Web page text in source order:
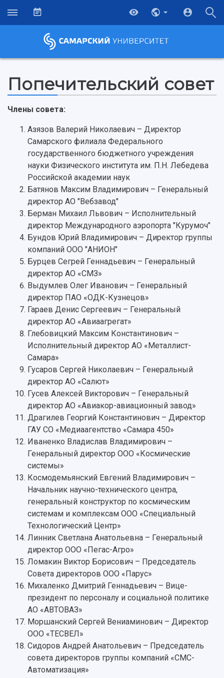
НАЗАД
Об университете
История
Ключевые факты
Рейтинги
Руководство
Наблюдательный совет
Попечительский совет
Ученый совет
Ректорат
Кадровый резерв
Персоналии
Сотрудники и преподаватели
Заслуженные деятели
Структура университета
Институты и факультеты
Кафедры
Научные подразделения
Отделы и службы
Общественные организации
Институт искусственного интеллекта
Инжиниринговый центр
Аграрный карбоновый полигон
Архив
Фирменный стиль
Устойчивое развитие
Кампус
3D-тур по университету
Музеи
Новости
Главные новости
Бортжурнал
Объявления
События
СМИ об университете
Пресс-центр
Газета "Полет"
Газета "Самарский университет"
Мы в соцсетях
Мультимедиа
Подкасты
Просветительский проект "Одержимы
Образование
Почему я выбираю Самарский университет?
Абитуриенту
Бакалавриат и специалитет
Магистратура
Аспирантура
Формы обучения
Учебные планы
Дополнительное образование
Институты и факультеты
Образовательные программы
Профессорско-преподавательский состав
Расписание занятий
Стипендии
Тестирование иностранных граждан на
знание русского языка, истории России и
основ законодательства РФ
Платные образовательные услуги
Подготовительные курсы
Библиотека
Видеолекции
Противодействие COVID-19
Научно-исследовательская деятельность
Основные научные направления
Научные школы и ведущие научные коллективы
Диссертационные советы
Подготовка научных кадров
Конкурс на замещение должностей научных
работников
Научно-технический совет
Научные проекты и темы
Аспирантура и докторантура
Справочные материалы
Научная инфраструктура
Научно-исследовательские подразделения
Структурная схема управления научно-
исследовательской деятельностью
Материальная база
Подразделения научного обслуживания
Организационные документы
Результаты научно-исследовательской
деятельности
Научно-технические разработки
Конкурсы научных проектов и грантов
Областной конкурс "Молодой учёный"
Отчеты о научно-исследовательской
деятельности
Журналы Самарского университета
Научные конференции
Патенты
Публикации и издания
Отчеты о проведенных конференциях
Попечительский совет
Члены совета:
Азязов Валерий Николаевич – Директор
Самарского филиала Федерального
государственного бюджетного учреждения
науки Физического института им. П.Н. Лебедева
Российской академии наук
Батянов Максим Владимирович – Генеральный
директор АО "Вебзавод"
Берман Михаил Львович – Исполнительный
директор Международного аэропорта "Курумоч"
Бундов Юрий Владимирович – Директор группы
компаний ООО "АНИОН"
Бурцев Сегрей Геннадьевич – Генеральный
директор АО «СМЗ»
Выдумлев Олег Иванович – Генеральный
директор ПАО «ОДК-Кузнецов»
Гараев Денис Сергеевич – Генеральный
директор АО «Авиаагрегат»
Глебовицкий Максим Константинович –
Исполнительный директор АО «Металлист-
Самара»
Гусаров Сергей Николаевич – Генеральный
директор АО «Салют»
Гусев Алексей Викторович – Генеральный
директор АО «Авиакор-авиационный завод»
Драгилев Георгий Константинович – Директор
ГАУ СО «Медиаагентство «Самара 450»
Иваненко Владислав Владимирович –
Генеральный директор ООО «Космические
системы»
Космодемьянский Евгений Владимирович –
Начальник научно-технического центра,
генеральный конструктор по космическим
системам и комплексам ООО «Специальный
Технологический Центр»
Линник Светлана Анатольевна – Генеральный
директор ООО «Пегас-Агро»
Ломакин Виктор Борисович – Председатель
Совета директоров ООО «Парус»
Михаленко Дмитрий Геннадьевич – Вице-
президент по персоналу и социальной политике
АО «АВТОВАЗ»
Моршанский Сергей Вениаминович – Директор
ООО «ТЕСВЕЛ»
Сидоров Андрей Анатольевич – Председатель
совета директоров группы компаний «СМС-
Автоматизация»